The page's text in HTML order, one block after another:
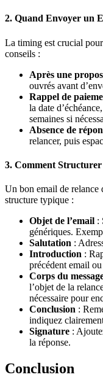
2. Quand Envoyer un
La timing est crucial
conseils :
Après une
ouvrés avant
Rappel de
la date
semaines si
Absence de
relancer, puis
3. Comment
Un bon email de relance
structure typique :
Objet de l’email :
génériques.
Salutation :
Introduction :
précédent email
Corps du
l’objet de la
nécessaire pour
Conclusion :
indiquez
Signature :
la réponse.
Conclusion